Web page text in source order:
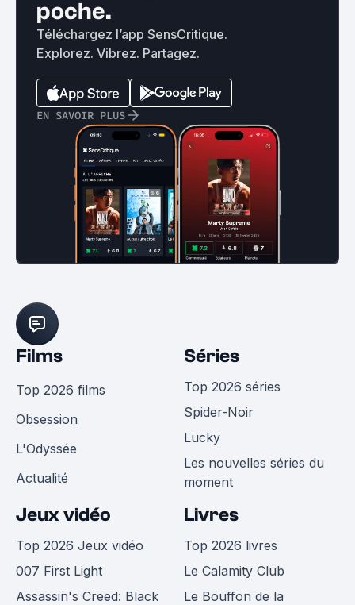
poche.
Téléchargez l’app SensCritique.
Explorez. Vibrez. Partagez.
EN SAVOIR PLUS
Films
Top 2026 films
Obsession
L'Odyssée
Actualité
Séries
Top 2026 séries
Spider-Noir
Lucky
Les nouvelles séries du
moment
Jeux vidéo
Top 2026 Jeux vidéo
007 First Light
Assassin's Creed: Black
Livres
Top 2026 livres
Le Calamity Club
Le Bouffon de la